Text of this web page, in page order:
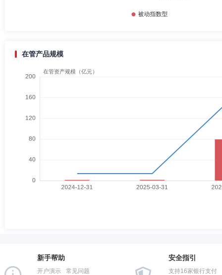
在管产品规模
新手帮助
开户演示
常见问题
安全指引
支持16家银行支付